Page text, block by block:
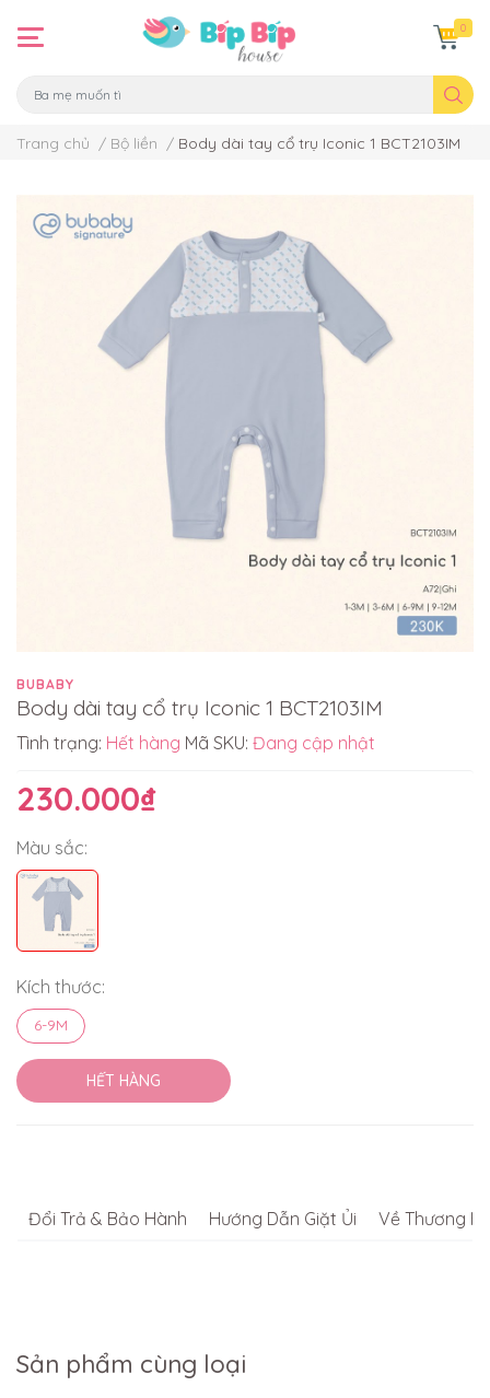
0
Trang chủ / Bộ liền / Body dài tay cổ trụ Iconic 1 BCT2103IM
BUBABY
Body dài tay cổ trụ Iconic 1 BCT2103IM
Tình trạng: Hết hàng Mã SKU: Đang cập nhật
230.000₫
Màu sắc:
Kích thước:
6-9M
HẾT HÀNG
Đổi Trả & Bảo Hành Hướng Dẫn Giặt Ủi Về Thương
Sản phẩm cùng loại